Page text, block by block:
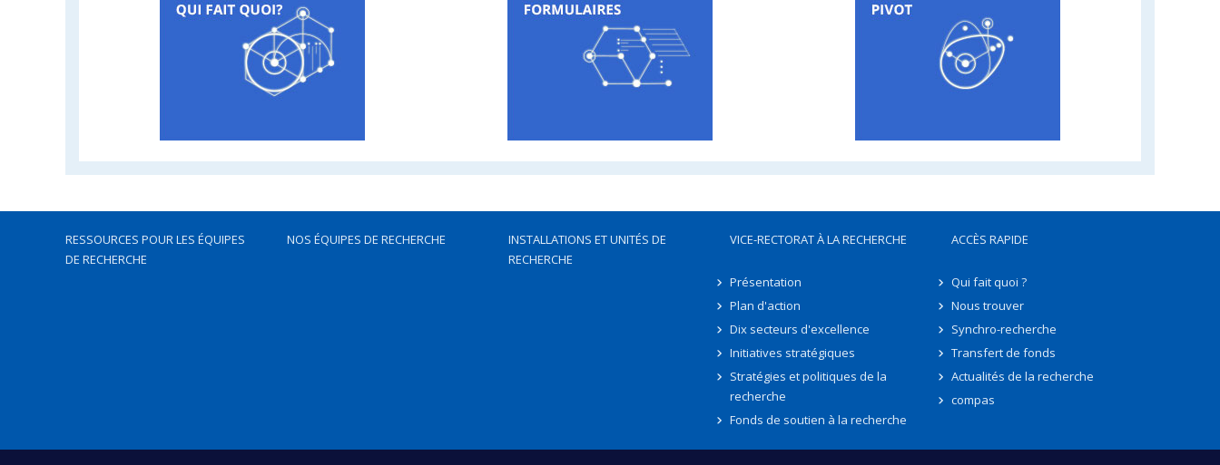
RESSOURCES POUR LES ÉQUIPES
DE RECHERCHE
NOS ÉQUIPES DE RECHERCHE
INSTALLATIONS ET UNITÉS DE
RECHERCHE
VICE-RECTORAT À LA RECHERCHE
Présentation
Plan d'action
Dix secteurs d'excellence
Initiatives stratégiques
Stratégies et politiques de la
recherche
Fonds de soutien à la recherche
ACCÈS RAPIDE
Qui fait quoi ?
Nous trouver
Synchro-recherche
Transfert de fonds
Actualités de la recherche
compas